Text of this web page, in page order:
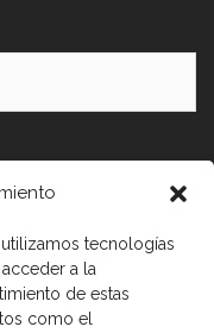
tecnologías
a la
de estas
como el